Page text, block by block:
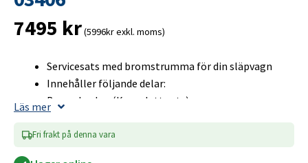
7495 kr(5996kr exkl. moms)
Servicesats med bromstrumma för din släpvagn
Innehåller följande delar:
Bromsbackar (Komplett sats)
Navkåpa
Läs mer
Fri frakt på denna vara